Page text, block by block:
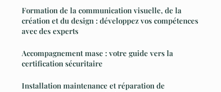
Formation de la communication visuelle, de la
création et du design : développez vos compétences
avec des experts
Accompagnement mase : votre guide vers la
certification sécuritaire
Installation maintenance et réparation de